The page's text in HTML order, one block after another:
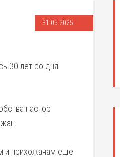
31.05.2025
30 лет со дня
пастор
и прихожанам ещё